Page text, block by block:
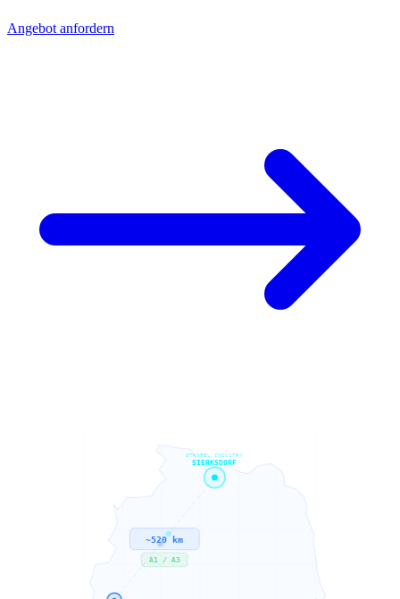
Angebot anfordern
SIERKSDORF
STROBEL INDUSTRY
~520 km
A1 / A3